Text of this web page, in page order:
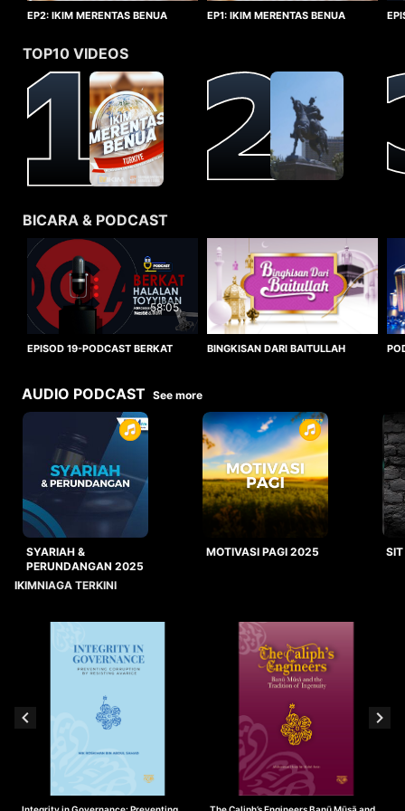
EP2: IKIM MERENTAS BENUA
EP1: IKIM MERENTAS BENUA
TOP10 VIDEOS
BICARA & PODCAST
58:05
EPISOD 19-PODCAST BERKAT
BINGKISAN DARI BAITULLAH
AUDIO PODCAST See more
SYARIAH &
PERUNDANGAN 2025
MOTIVASI PAGI 2025
IKIMNIAGA TERKINI